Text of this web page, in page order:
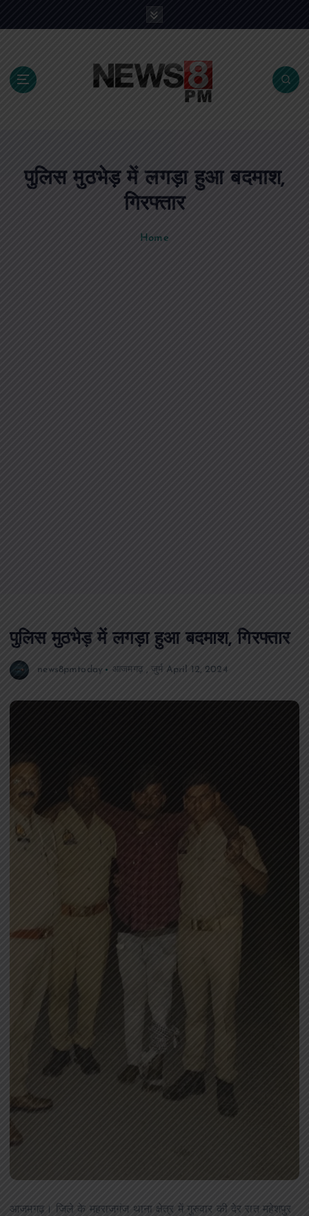
पुलिस मुठभेड़ में लगड़ा हुआ बदमाश,
गिरफ्तार
Home
पुलिस मुठभेड़ में लगड़ा हुआ बदमाश, गिरफ्तार
news8pmtoday आजमगढ़,जुर्म April 12, 2024
आजमगढ़। जिले के महराजगंज थाना क्षेत्र में गुरुवार की देर रात महेशपुर